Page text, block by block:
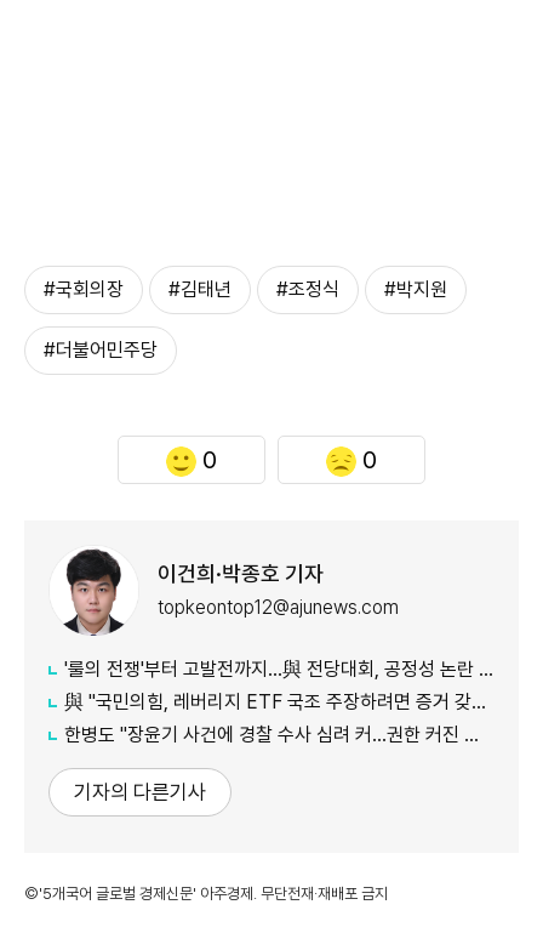
#국회의장 #김태년 #조정식 #박지원
#더불어민주당
0 0
이건희·박종호 기자
topkeontop12@ajunews.com
'룰의 전쟁'부터 고발전까지…與 전당대회, 공정성 논란 계속
​​​​​​​與 "국민의힘, 레버리지 ETF 국조 주장하려면 증거 갖고 오라"
한병도 "장윤기 사건에 경찰 수사 심려 커…권한 커진 만큼 증명해야"
기자의 다른기사
©'5개국어 글로벌 경제신문' 아주경제. 무단전재·재배포 금지